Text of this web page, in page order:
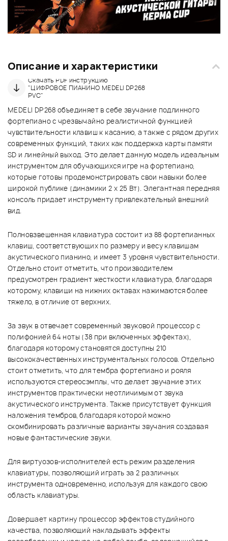
Описание и характеристики
Скачать PDF инструкцию
"ЦИФРОВОЕ ПИАНИНО MEDELI DP268
PVC"
MEDELI DP268 объединяет в себе звучание подлинного
фортепиано с чрезвычайно реалистичной функцией
чувствительности клавиш к касанию, а также с рядом других
современных функций, таких как поддержка карты памяти
SD и линейный выход. Это делает данную модель идеальным
инструментом для обучающихся игре на фортепиано,
которые готовы продемонстрировать свои навыки более
широкой публике (динамики 2 х 25 Вт). Элегантная передняя
консоль придает инструменту привлекательный внешний
вид.
Полновзвешенная клавиатура состоит из 88 фортепианных
клавиш, соответствующих по размеру и весу клавишам
акустического пианино, и имеет 3 уровня чувствительности.
Отдельно стоит отметить, что производителем
предусмотрен градиент жесткости клавиатура, благодаря
которому, клавиши на нижних октавах нажимаются более
тяжело, в отличие от верхних.
За звук в отвечает современный звуковой процессор с
полифонией 64 ноты (38 при включенных эффектах),
благодаря которому становятся доступны 210
высококачественных инструментальных голосов. Отдельно
стоит отметить, что для тембра фортепиано и рояля
используются стереосэмплы, что делает звучание этих
инструментов практически неотличимым от звука
акустического инструмента. Также присутствует функция
наложения тембров, благодаря которой можно
скомбинировать различные варианты звучания создавая
новые фантастические звуки.
Для виртуозов-исполнителей есть режим разделения
клавиатуры, позволяющий играть за 2 различных
инструмента одновременно, используя для каждого свою
область клавиатуры.
Довершает картину процессор эффектов студийного
качества, позволяющий накладывать эффекты